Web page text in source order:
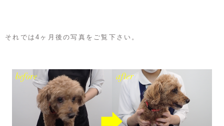
それでは4ヶ月後の写真をご覧下さい。